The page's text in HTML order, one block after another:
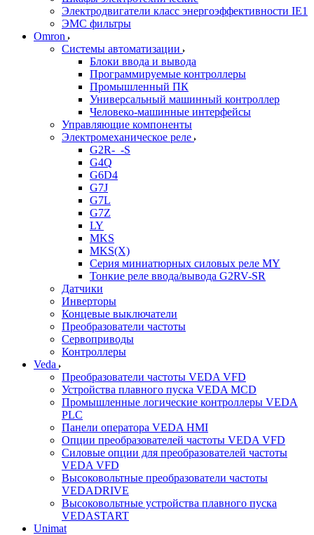
Электродвигатели класс энергоэффективности IE1
ЭМС фильтры
Omron
Системы автоматизации
Блоки ввода и вывода
Программируемые контроллеры
Промышленный ПК
Универсальный машинный контроллер
Человеко-машинные интерфейсы
Управляющие компоненты
Электромеханическое реле
G2R-_-S
G4Q
G6D4
G7J
G7L
G7Z
LY
MKS
MKS(X)
Серия миниатюрных силовых реле MY
Тонкие реле ввода/вывода G2RV-SR
Датчики
Инверторы
Концевые выключатели
Преобразователи частоты
Сервоприводы
Контроллеры
Veda
Преобразователи частоты VEDA VFD
Устройства плавного пуска VEDA MCD
Промышленные логические контроллеры VEDA
PLC
Панели оператора VEDA HMI
Опции преобразователей частоты VEDA VFD
Силовые опции для преобразователей частоты
VEDA VFD
Высоковольтные преобразователи частоты
VEDADRIVE
Высоковольтные устройства плавного пуска
VEDASTART
Unimat